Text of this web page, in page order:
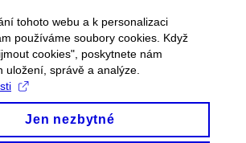
tohoto webu a k personalizaci
používáme soubory cookies. Když
cookies", poskytnete nám
uložení, správě a analýze.
Jen nezbytné